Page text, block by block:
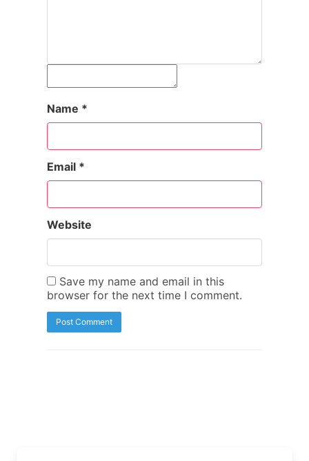
Name *
Email *
Website
Save my name and email in this
browser for the next time I comment.